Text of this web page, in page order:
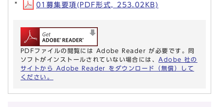
01募集要項(PDF形式, 253.02KB)
PDFファイルの閲覧には Adobe Reader が必要です。同
ソフトがインストールされていない場合には、 Adobe 社の
サイトから Adobe Reader をダウンロード（無償）して
ください。